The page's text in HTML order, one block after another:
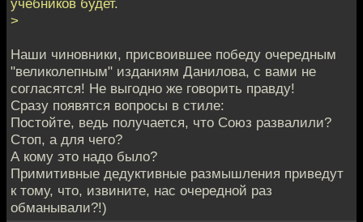
учебников будет.
>
Наши чиновники, присвоившее победу очередным
"великолепным" изданиям Данилова, с вами не
согласятся! Не выгодно же говорить правду!
Сразу появятся вопросы в стиле:
Постойте, ведь получается, что Союз развалили?
Стоп, а для чего?
А кому это надо было?
Примитивные дедуктивные размышления приведут
к тому, что, извините, нас очередной раз
обманывали?!)